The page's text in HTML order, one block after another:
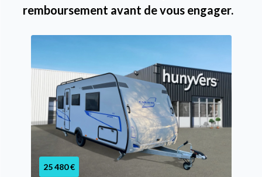
remboursement avant de vous engager.
25 480 €